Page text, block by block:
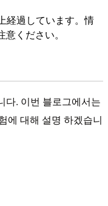
経過しています。情
ください。
다. 이번 블로그에서는
에 대해 설명 하겠습니